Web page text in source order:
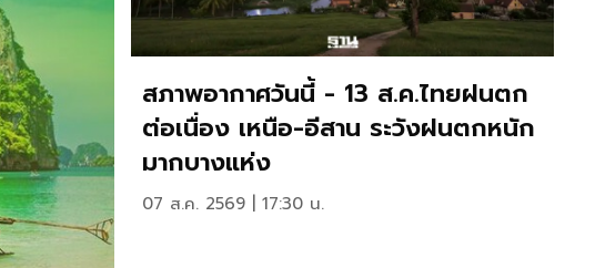
สภาพอากาศวันนี้ - 13 ส.ค.ไทยฝนตก
ต่อเนื่อง เหนือ-อีสาน ระวังฝนตกหนัก
มากบางแห่ง
07 ส.ค. 2569 | 17:30 น.